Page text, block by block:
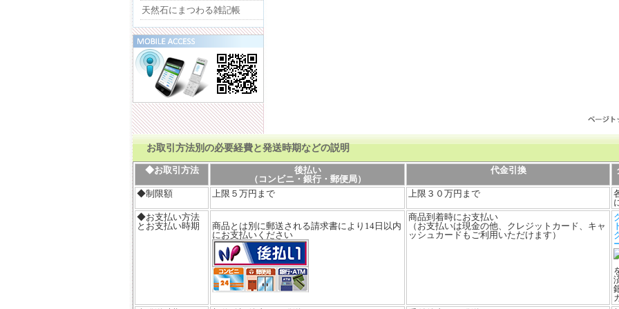
天然石にまつわる雑記帳
お取引方法別の必要経費と発送時期などの説明
◆お取引方法
後払い
（コンビニ・銀行・郵便局）
代金引換
◆制限額 上限５万円まで 上限３０万円まで
◆お支払い方法
とお支払い時期
商品とは別に郵送される請求書により14日以内
にお支払いください
商品到着時にお支払い
（お支払いは現金の他、クレジットカード、キャ
ッシュカードもご利用いただけます）